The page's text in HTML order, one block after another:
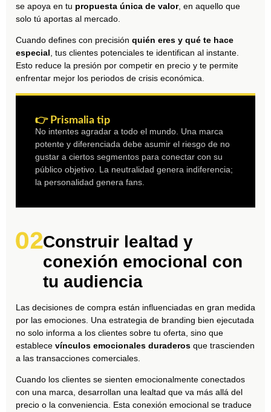
se apoya en tu propuesta única de valor, en aquello que
solo tú aportas al mercado.
Cuando defines con precisión quién eres y qué te hace
especial , tus clientes potenciales te identifican al instante.
Esto reduce la presión por competir en precio y te permite
enfrentar mejor los periodos de crisis económica.
👉 Prismalia tip
No intentes agradar a todo el mundo. Una marca
potente y diferenciada debe asumir el riesgo de no
gustar a ciertos segmentos para conectar con su
público objetivo. La neutralidad genera indiferencia;
la personalidad genera fans.
Construir lealtad y
conexión emocional con
tu audiencia
Las decisiones de compra están influenciadas en gran medida
por las emociones. Una estrategia de branding bien ejecutada
no solo informa a los clientes sobre tu oferta, sino que
establece vínculos emocionales duraderos que trascienden
a las transacciones comerciales.
Cuando los clientes se sienten emocionalmente conectados
con una marca, desarrollan una lealtad que va más allá del
precio o la conveniencia. Esta conexión emocional se traduce